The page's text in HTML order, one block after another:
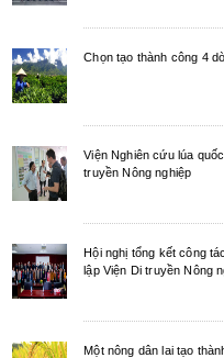
Chọn tạo thành công 4
Viện Nghiên cứu lúa
truyền Nông nghiệp
Hội nghị tổng kết công
lập Viện Di truyền Nông
Một nông dân lai tạo